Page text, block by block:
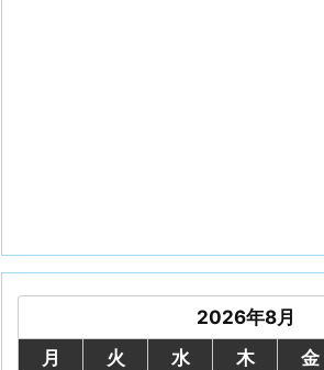
2026年8月
月
火 水 木 金